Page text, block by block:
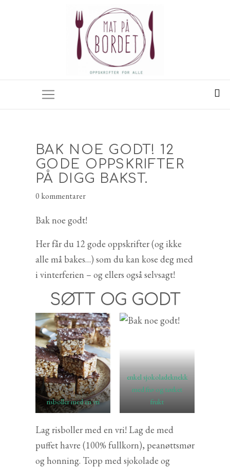
BAK NOE GODT! 12
GODE OPPSKRIFTER
PÅ DIGG BAKST.
0 kommentarer
Bak noe godt!
Her får du 12 gode oppskrifter (og ikke
alle må bakes…) som du kan kose deg med
i vinterferien – og ellers også selvsagt!
SØTT OG GODT
risboller med en vri
enkel sjokoladeknekk
med frø og tørket
frukt
Lag risboller med en vri! Lag de med
puffet havre (100% fullkorn), peanøttsmør
og honning. Topp med sjokolade og